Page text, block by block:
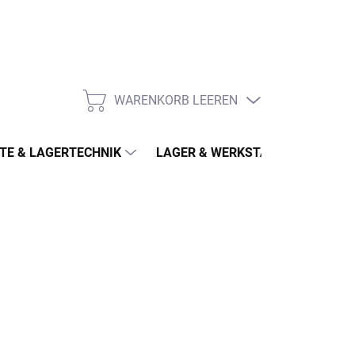
WARENKORB
WARENKORB LEEREN
& LAGERTECHNIK LAGER & WERKSTATT